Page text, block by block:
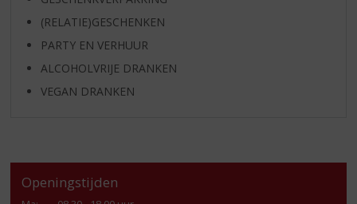
(RELATIE)GESCHENKEN
PARTY EN VERHUUR
ALCOHOLVRIJE DRANKEN
VEGAN DRANKEN
Openingstijden